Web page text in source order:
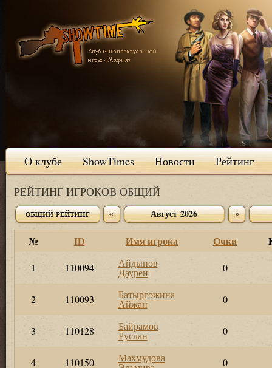
О клубе ShowTimes Новости Рейтинг
РЕЙТИНГ ИГРОКОВ ОБЩИЙ
Август 2026
№ ID Имя игрока Очки
1 110094 Айдынов
Даурен 0
2 110093 Батыргожина
Айжан 0
3 110128 Байрамов
Руслан 0
4 110150 Махмудова 0